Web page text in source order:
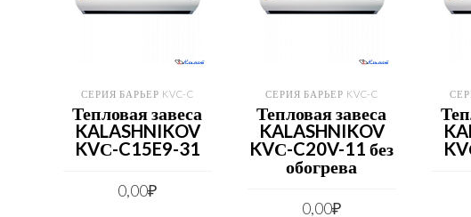
СЕРИЯ БАРЬЕР KVC-C
Тепловая завеса
KALASHNIKOV
KVС-C15E9-31
0,00₽
СЕРИЯ БАРЬЕР KVC-C
Тепловая завеса
KALASHNIKOV
KVС-C20V-11 без
обогрева
0,00₽